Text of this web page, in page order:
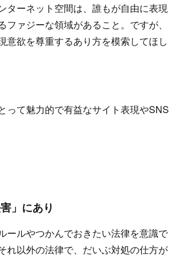
ターネット空間は、誰もが自由に表現
ァジーな領域があること。ですが、
意欲を尊重するあり方を模索してほし
って魅力的で有益なサイト表現やSNS
」にあり
ールやつかんでおきたい法律を意識で
れ以外の法律で、だいぶ対処の仕方が